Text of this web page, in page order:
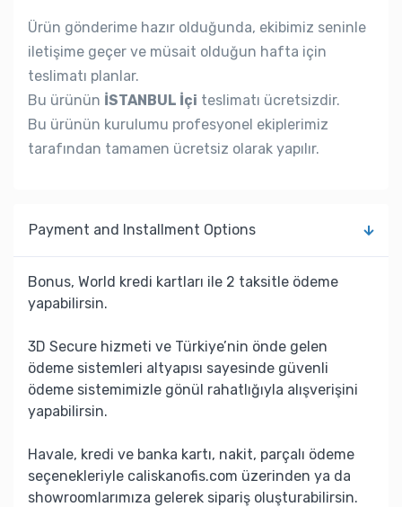
Ürün gönderime hazır olduğunda, ekibimiz seninle
iletişime geçer ve müsait olduğun hafta için
teslimatı planlar.
Bu ürünün İSTANBUL İçi teslimatı ücretsizdir.
Bu ürünün kurulumu profesyonel ekiplerimiz
tarafından tamamen ücretsiz olarak yapılır.
Payment and Installment Options
Bonus, World kredi kartları ile 2 taksitle ödeme
yapabilirsin.
3D Secure hizmeti ve Türkiye’nin önde gelen
ödeme sistemleri altyapısı sayesinde güvenli
ödeme sistemimizle gönül rahatlığıyla alışverişini
yapabilirsin.
Havale, kredi ve banka kartı, nakit, parçalı ödeme
seçenekleriyle caliskanofis.com üzerinden ya da
showroomlarımıza gelerek sipariş oluşturabilirsin.